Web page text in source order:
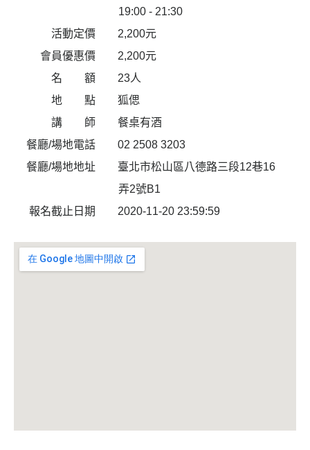
19:00 - 21:30
活動定價
2,200元
會員優惠價
2,200元
名 額
23人
地 點
狐偲
講 師
餐桌有酒
餐廳/場地電話
02 2508 3203
餐廳/場地地址
臺北市松山區八德路三段12巷16
弄2號B1
報名截止日期
2020-11-20 23:59:59